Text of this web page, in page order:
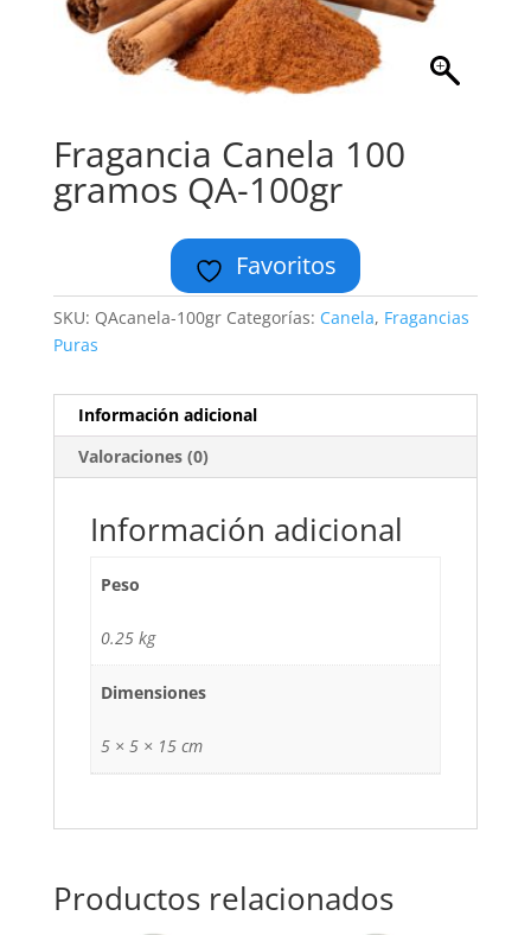
Fragancia Canela 100
gramos QA-100gr
Favoritos
SKU: QAcanela-100gr Categorías: Canela, Fragancias
Puras
Información adicional
Valoraciones (0)
Información adicional
Peso
0.25 kg
Dimensiones
5 × 5 × 15 cm
Productos relacionados